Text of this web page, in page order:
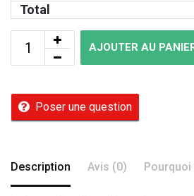
Total
AJOUTER AU
Poser une question
Description Avis (0) Pourquoi